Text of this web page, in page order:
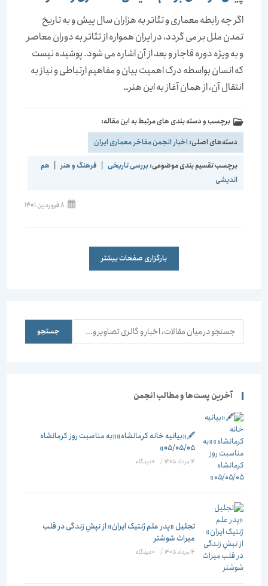
اگر چه رابطه معماری و تئاتر به هزاران سال پیش و به تاریخ
تمدن ملل بر می گردد، در ایران همواره از تئاتر به دوران معاصر
و به ویژه دوره قاجار و بعد از آن اشاره می شود. پوشیده نیست
که انسان بواسطه درک اهمیت بیان و مفاهیم ارتباطی و نیاز به
انتقال آن، از همان آغاز به این هنر…
برچسب و دسته بندی های مرتبط به این مقاله:
دسته‌های اصلی:اخبار انجمن مفاخر معماری ایران
برچسب تقسیم بندی موضوعی:بررسی تاریخی | فرهنگ و هنر |
اندیشی
8 فروردین 1401
بارگزاری صفحات بیشتر
جستجو
آخرین پست‌ها و مطالب انجمن
🖋️«بیانیه خانه کرمانشاه»«به مناسبت روز کرمانشاه
۰۵/۰۵/۰۵»
/ ۰ دیدگاه
تجلیل «پدر علم ژنتیک ایران» از تپشِ زندگی در قلب
میراث شوشتر
14 مرداد 1405 / ۰ دیدگاه